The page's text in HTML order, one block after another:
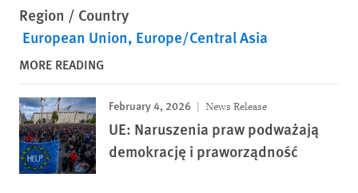
Region / Country
European Union Europe/Central Asia
MORE READING
February 4, 2026 News Release
UE: Naruszenia praw podważają
demokrację i praworządność